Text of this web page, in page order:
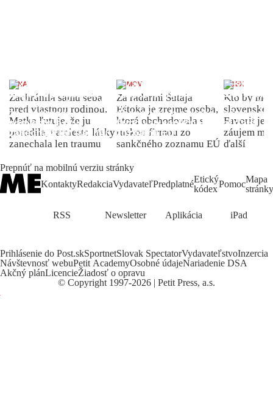
ŽENA
Zachránila samu seba
pred vlastnou rodinou.
Matka ľutuje, že ju
porodila, namiesto lásky
zanechala len traumu
DOMOV
Za radarmi Šutaja
Eštoka je zrejme osoba,
ktorá obchodovala s
ruskou firmou zo
sankčného zoznamu EÚ
INDEX
Kto by
slovenské
Favorit je
záujem
ďalší
Prepnúť na mobilnú verziu stránky
KontaktyRedakciaVydavateľPredplatnéEtický
kódexPomocMapa
stránky
RSS Newsletter Aplikácia iPad
Prihlásenie do Post.skSportnetSlovak SpectatorVydavateľstvoInzercia
Návštevnosť webuPetit AcademyOsobné údajeNariadenie DSA
Akčný plánLicencieŽiadosť o opravu
© Copyright 1997-2026 | Petit Press, a.s.